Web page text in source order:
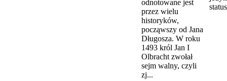
odnotowane jest
przez wielu
historyków,
począwszy od Jana
Długosza. W roku
1493 król Jan I
Olbracht zwołał
sejm walny, czyli
zj...